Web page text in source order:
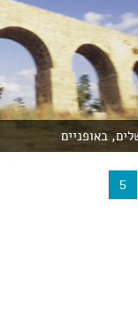
באופניים
5
(
c